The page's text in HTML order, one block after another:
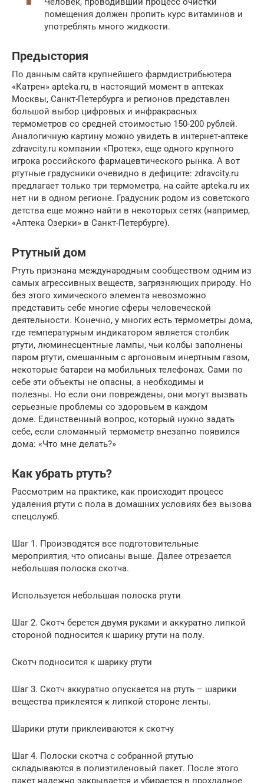
помещения должен пропить курс витаминов и
употреблять много жидкости.
Предыстория
По данным сайта крупнейшего фармдистрибьютера
«Катрен» apteka.ru, в настоящий момент в аптеках
Москвы, Санкт-Петербурга и регионов представлен
большой выбор цифровых и инфракрасных
термометров со средней стоимостью 150-200 рублей.
Аналогичную картину можно увидеть в интернет-аптеке
zdravcity.ru компании «Протек», еще одного крупного
игрока российского фармацевтического рынка. А вот
ртутные градусники очевидно в дефиците: zdravcity.ru
предлагает только три термометра, на сайте apteka.ru их
нет ни в одном регионе. Градусник родом из советского
детства еще можно найти в некоторых сетях (например,
«Аптека Озерки» в Санкт-Петербурге).
Ртутный дом
Ртуть признана международным сообществом одним из
самых агрессивных веществ, загрязняющих природу. Но
без этого химического элемента невозможно
представить себе многие сферы человеческой
деятельности. Конечно, у многих есть термометры дома,
где температурным индикатором является столбик
ртути, люминесцентные лампы, чьи колбы заполнены
паром ртути, смешанным с аргоновым инертным газом,
некоторые батареи на мобильных телефонах. Сами по
себе эти объекты не опасны, а необходимы и
полезны. Но если они повреждены, они могут вызвать
серьезные проблемы со здоровьем в каждом
доме. Единственный вопрос, который нужно задать
себе, если сломанный термометр внезапно появился
дома: «Что мне делать?»
Как убрать ртуть?
Рассмотрим на практике, как происходит процесс
удаления ртути с пола в домашних условиях без вызова
спецслужб.
Шаг 1. Производятся все подготовительные
мероприятия, что описаны выше. Далее отрезается
небольшая полоска скотча.
Используется небольшая полоска ртути
Шаг 2. Скотч берется двумя руками и аккуратно липкой
стороной подносится к шарику ртути на полу.
Скотч подносится к шарику ртути
Шаг 3. Скотч аккуратно опускается на ртуть – шарики
вещества приклеятся к липкой стороне ленты.
Шарики ртути приклеиваются к скотчу
Шаг 4. Полоски скотча с собранной ртутью
складываются в полиэтиленовый пакет. После этого
пакет надежно закрывается и убирается в прохладное